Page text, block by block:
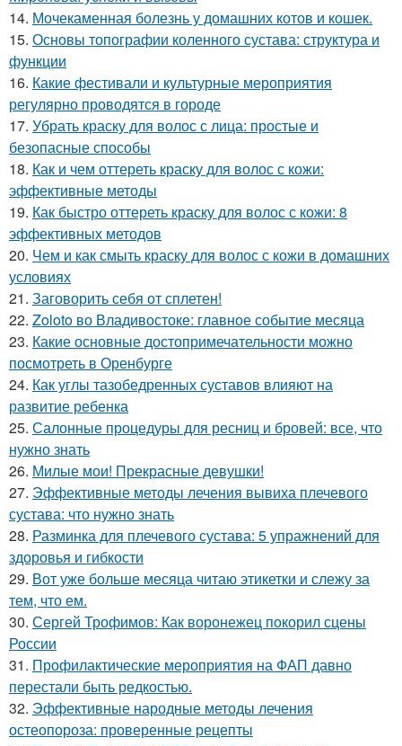
14. Мочекаменная болезнь у домашних котов и кошек.
15. Основы топографии коленного сустава: структура и
функции
16. Какие фестивали и культурные мероприятия
регулярно проводятся в городе
17. Убрать краску для волос с лица: простые и
безопасные способы
18. Как и чем оттереть краску для волос с кожи:
эффективные методы
19. Как быстро оттереть краску для волос с кожи: 8
эффективных методов
20. Чем и как смыть краску для волос с кожи в домашних
условиях
21. Заговорить себя от сплетен!
22. Zoloto во Владивостоке: главное событие месяца
23. Какие основные достопримечательности можно
посмотреть в Оренбурге
24. Как углы тазобедренных суставов влияют на
развитие ребенка
25. Салонные процедуры для ресниц и бровей: все, что
нужно знать
26. Милые мои! Прекрасные девушки!
27. Эффективные методы лечения вывиха плечевого
сустава: что нужно знать
28. Разминка для плечевого сустава: 5 упражнений для
здоровья и гибкости
29. Вот уже больше месяца читаю этикетки и слежу за
тем, что ем.
30. Сергей Трофимов: Как воронежец покорил сцены
России
31. Профилактические мероприятия на ФАП давно
перестали быть редкостью.
32. Эффективные народные методы лечения
остеопороза: проверенные рецепты